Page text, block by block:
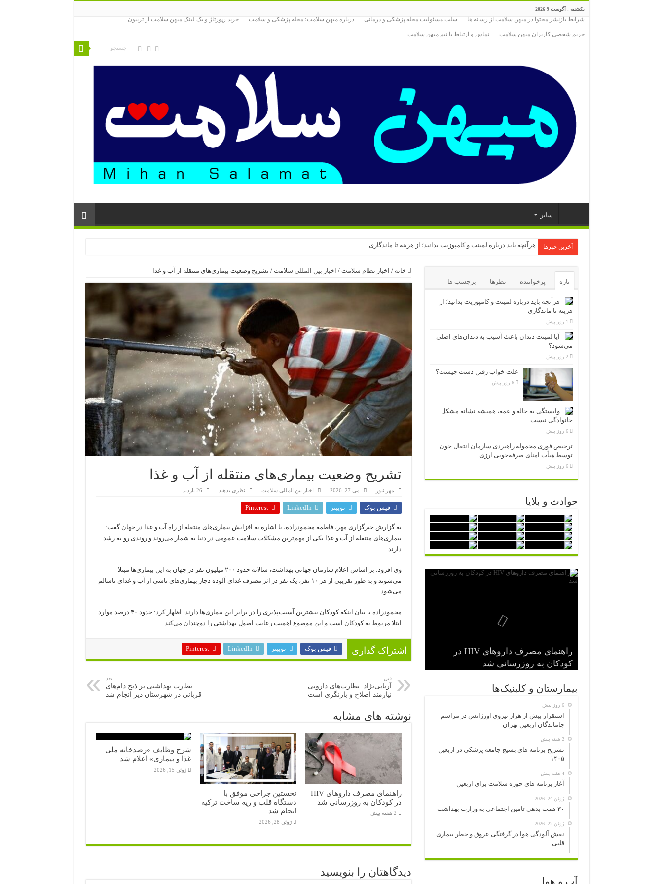
یکشنبه , آگوست 9 2026
شرایط بازنشر محتوا در میهن سلامت از رسانه ها سلب مسئولیت مجله پزشکی و درمانی درباره میهن سلامت؛ مجله پزشکی و سلامت خرید رپورتاژ و بک لینک میهن سلامت از تریبون
حریم شخصی کاربران میهن سلامت تماس و ارتباط با تیم میهن سلامت
سایر
آخرین خبرها هرآنچه باید درباره لمینت و کامپوزیت بدانید؛ از هزینه تا ماندگاری
خانه / اخبار نظام سلامت / اخبار بین المللی سلامت / تشریح وضعیت بیماری‌های منتقله از آب و غذا
تشریح وضعیت بیماری‌های منتقله از آب و غذا
مهر نیوز می 27, 2026 اخبار بین المللی سلامت نظری بدهید 26 بازدید
فیس بوک توییتر LinkedIn
Pinterest
به گزارش خبرگزاری مهر، فاطمه محمودزاده، با اشاره به افزایش بیماری‌های منتقله از راه آب و غذا در جهان گفت:
بیماری‌های منتقله از آب و غذا یکی از مهم‌ترین مشکلات سلامت عمومی در دنیا به شمار می‌روند و روندی رو به رشد
دارند.
وی افزود: بر اساس اعلام سازمان جهانی بهداشت، سالانه حدود ۲۰۰ میلیون نفر در جهان به این بیماری‌ها مبتلا
می‌شوند و به طور تقریبی از هر ۱۰ نفر، یک نفر در اثر مصرف غذای آلوده دچار بیماری‌های ناشی از آب و غذای ناسالم
می‌شود.
محمودزاده با بیان اینکه کودکان بیشترین آسیب‌پذیری را در برابر این بیماری‌ها دارند، اظهار کرد: حدود ۴۰ درصد موارد
ابتلا مربوط به کودکان است و این موضوع اهمیت رعایت اصول بهداشتی را دوچندان می‌کند.
اشتراک گذاری فیس بوک توییتر LinkedIn
Pinterest
قبل
آریایی‌نژاد: نظارت‌های دارویی
نیازمند اصلاح و بازنگری است
بعد
نظارت بهداشتی بر ذبح دام‌های
قربانی در شهرستان دیر انجام شد
نوشته های مشابه
راهنمای مصرف داروهای HIV
در کودکان به روزرسانی شد
2 هفته پیش
نخستین جراحی موفق با
دستگاه قلب و ریه ساخت ترکیه
انجام شد
ژوئن 28, 2026
شرح وظایف «رصدخانه ملی
غذا و بیماری» اعلام شد
ژوئن 15, 2026
دیدگاهتان را بنویسید
تازه پرخواننده نظرها برچسب ها
هرآنچه باید درباره لمینت و کامپوزیت بدانید؛ از
هزینه تا ماندگاری
1 روز پیش
آیا لمینت دندان باعث آسیب به دندان‌های اصلی
می‌شود؟
2 روز پیش
علت خواب رفتن دست چیست؟
6 روز پیش
وابستگی به خاله و عمه، همیشه نشانه مشکل
خانوادگی نیست
6 روز پیش
ترخیص فوری محموله راهبردی سازمان انتقال خون
توسط هیأت امنای صرفه‌جویی ارزی
6 روز پیش
حوادث و بلایا
راهنمای مصرف داروهای HIV در
کودکان به روزرسانی شد
نخستین جراحی موفق با دستگاه قلب و
ریه ساخت ترکیه انجام شد
شرح وظایف «رصدخانه ملی غذا و
بیماری» اعلام شد
سیگار الکترونیک هم سرطانزا است
هفتاد و نهمین مجمع جهانی بهداشت
آغاز به کار کرد
بیمارستان و کلینیک‌ها
6 روز پیش
استقرار بیش از هزار نیروی اورژانس در مراسم
جاماندگان اربعین تهران
2 هفته پیش
تشریح برنامه های بسیج جامعه پزشکی در اربعین
۱۴۰۵
4 هفته پیش
آغاز برنامه های حوزه سلامت برای اربعین
ژوئن 24, 2026
۳۰ همت بدهی تامین اجتماعی به وزارت بهداشت
ژوئن 22, 2026
نقش آلودگی هوا در گرفتگی عروق و خطر بیماری
قلبی
آب و هوا